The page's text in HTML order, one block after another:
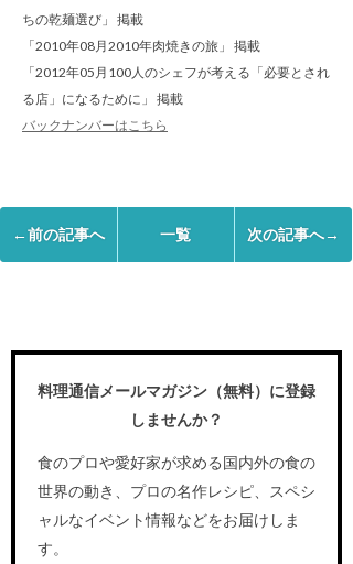
ちの乾麺選び」 掲載
「2010年08月2010年肉焼きの旅」 掲載
「2012年05月100人のシェフが考える「必要とされ
る店」になるために」 掲載
バックナンバーはこちら
←前の記事へ 一覧 次の記事へ→
料理通信メールマガジン（無料）に登録
しませんか？
食のプロや愛好家が求める国内外の食の
世界の動き、プロの名作レシピ、スペシ
ャルなイベント情報などをお届けしま
す。